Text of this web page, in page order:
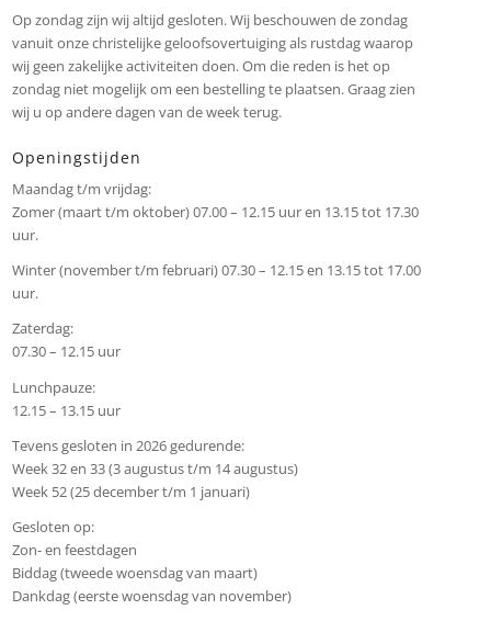
Op zondag zijn wij altijd gesloten. Wij beschouwen de zondag
vanuit onze christelijke geloofsovertuiging als rustdag waarop
wij geen zakelijke activiteiten doen. Om die reden is het op
zondag niet mogelijk om een bestelling te plaatsen. Graag zien
wij u op andere dagen van de week terug.
Openingstijden
Maandag t/m vrijdag:
Zomer (maart t/m oktober) 07.00 – 12.15 uur en 13.15 tot 17.30
uur.
Winter (november t/m februari) 07.30 – 12.15 en 13.15 tot 17.00
uur.
Zaterdag:
07.30 – 12.15 uur
Lunchpauze:
12.15 – 13.15 uur
Tevens gesloten in 2026 gedurende:
Week 32 en 33 (3 augustus t/m 14 augustus)
Week 52 (25 december t/m 1 januari)
Gesloten op:
Zon- en feestdagen
Biddag (tweede woensdag van maart)
Dankdag (eerste woensdag van november)